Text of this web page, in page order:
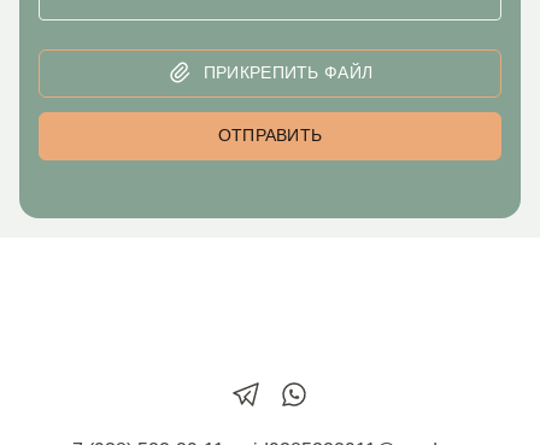
ПРИКРЕПИТЬ ФАЙЛ
ОТПРАВИТЬ